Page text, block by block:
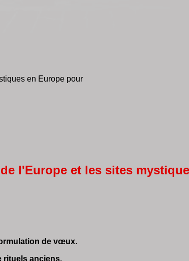
en Europe pour
l'Europe et les sites
de vœux.
rituels anciens.